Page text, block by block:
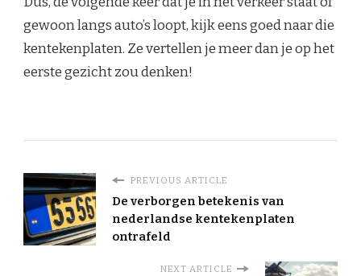
gewoon langs auto’s loopt, kijk eens goed naar die
kentekenplaten. Ze vertellen je meer dan je op het
eerste gezicht zou denken!
PREVIOUS ARTICLE
De verborgen betekenis van
nederlandse kentekenplaten
ontrafeld
NEXT ARTICLE